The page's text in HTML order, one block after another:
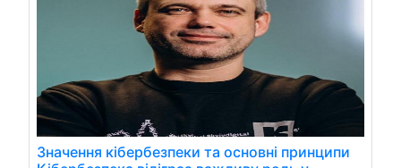
Значення кібербезпеки та основні принципи